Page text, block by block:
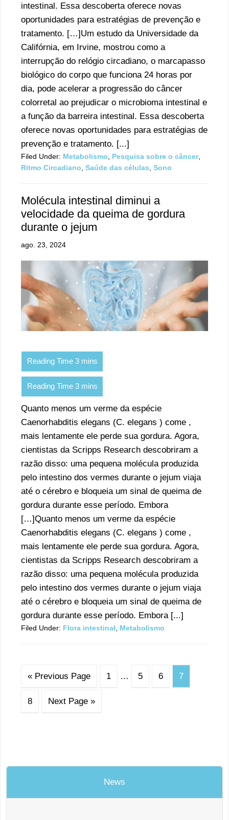
intestinal. Essa descoberta oferece novas
oportunidades para estratégias de prevenção e
tratamento. […]Um estudo da Universidade da
Califórnia, em Irvine, mostrou como a
interrupção do relógio circadiano, o marcapasso
biológico do corpo que funciona 24 horas por
dia, pode acelerar a progressão do câncer
colorretal ao prejudicar o microbioma intestinal e
a função da barreira intestinal. Essa descoberta
oferece novas oportunidades para estratégias de
prevenção e tratamento. [...]
Filed Under: Metabolismo Pesquisa sobre o câncer,
Ritmo Circadiano Saúde das células Sono
Molécula intestinal diminui a
velocidade da queima de gordura
durante o jejum
ago. 23, 2024
Quanto menos um verme da espécie
Caenorhabditis elegans (C. elegans ) come ,
mais lentamente ele perde sua gordura. Agora,
cientistas da Scripps Research descobriram a
razão disso: uma pequena molécula produzida
pelo intestino dos vermes durante o jejum viaja
até o cérebro e bloqueia um sinal de queima de
gordura durante esse período. Embora
[…]Quanto menos um verme da espécie
Caenorhabditis elegans (C. elegans ) come ,
mais lentamente ele perde sua gordura. Agora,
cientistas da Scripps Research descobriram a
razão disso: uma pequena molécula produzida
pelo intestino dos vermes durante o jejum viaja
até o cérebro e bloqueia um sinal de queima de
gordura durante esse período. Embora [...]
Filed Under: Flora intestinal Metabolismo
« Previous Page 1 … 5 6 7
8 Next Page »
News